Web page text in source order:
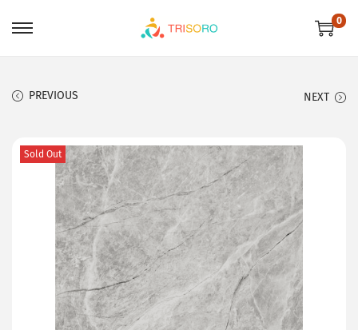
0
PREVIOUS NEXT
Sold Out